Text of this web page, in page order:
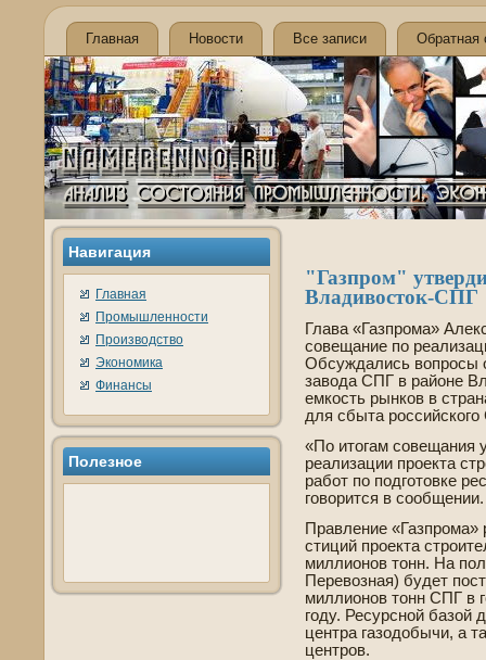
Главная Новости Все записи Обратная
Навигация
Главная
Промышленности
Производство
Экономика
Финансы
Полезное
"Газпром"
Владивосток-СПГ
Глава «Газпрома»
сове­щание по
Обсуждались вопросы
завода СПГ в районе
емкость рынков в
для сбыта
«По итогам сове­щания
реализации проекта
работ по подготовке
говорится в сообщении.
Правление
стиций проекта
миллионов тонн. На
Перевозная) буде­т
миллионов тонн СПГ в
году. Ресурсной базой
центра газодобычи, а
центров.